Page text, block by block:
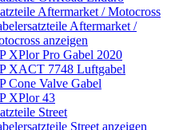
Aftermarket / Motocross
Aftermarket /
anzeigen
XPlor Pro Gabel 2020
XACT 7748 Luftgabel
Cone Valve Gabel
XPlor 43
Street
Street anzeigen